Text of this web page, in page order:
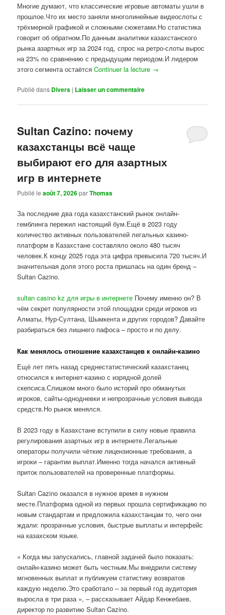
Многие думают, что классические игровые автоматы ушли в
прошлое.Что их место заняли многолинейные видеослоты с
трёхмерной графикой и сложными сюжетами.Но статистика
говорит об обратном.По данным аналитики казахстанского
рынка азартных игр за 2024 год, спрос на ретро-слоты вырос
на 23% по сравнению с предыдущим периодом.И лидером
этого сегмента остаётсяContinuer la lecture →
Publié dans Divers | Laisser un commentaire
Sultan Cazino: почему
казахстанцы всё чаще
выбирают его для азартных
игр в интернете
Publié leaoût 7, 2026parThomas
За последние два года казахстанский рынок онлайн-
гемблинга пережил настоящий бум.Ещё в 2023 году
количество активных пользователей легальных казино-
платформ в Казахстане составляло около 480 тысяч
человек.К концу 2025 года эта цифра превысила 720 тысяч.И
значительная доля этого роста пришлась на один бренд –
Sultan Cazino.
sultan casino kz для игры в интернете Почему именно он? В
чём секрет популярности этой площадки среди игроков из
Алматы, Нур-Султана, Шымкента и других городов? Давайте
разбираться без лишнего пафоса – просто и по делу.
Как менялось отношение казахстанцев к онлайн-казино
Ещё лет пять назад среднестатистический казахстанец
относился к интернет-казино с изрядной долей
скепсиса.Слишком много было историй про обманутых
игроков, сайты-однодневки и непрозрачные условия вывода
средств.Но рынок менялся.
В 2023 году в Казахстане вступили в силу новые правила
регулирования азартных игр в интернете.Легальные
операторы получили чёткие лицензионные требования, а
игроки – гарантии выплат.Именно тогда начался активный
приток пользователей на проверенные платформы.
Sultan Cazino оказался в нужное время в нужном
месте.Платформа одной из первых прошла сертификацию по
новым стандартам и предложила казахстанцам то, чего они
ждали: прозрачные условия, быстрые выплаты и интерфейс
на казахском языке.
« Когда мы запускались, главной задачей было показать:
онлайн-казино может быть честным.Мы внедрили систему
мгновенных выплат и публикуем статистику возвратов
каждую неделю.Это сработало – за первый год аудитория
выросла в три раза », – рассказывает Айдар Кенжебаев,
директор по развитию Sultan Cazino.